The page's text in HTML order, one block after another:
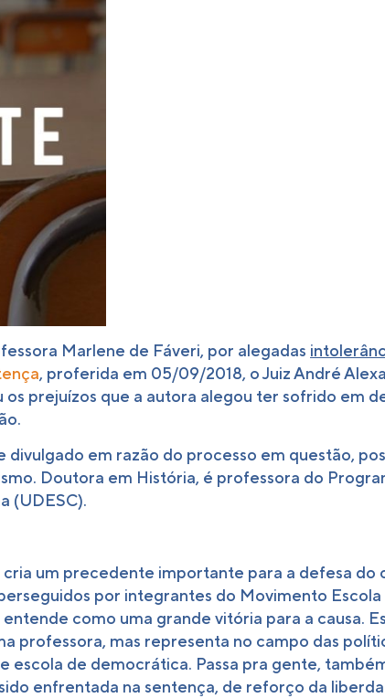
Marlene de Fáveri, por alegadas
, proferida em 05/09/2018, o Juiz André
prejuízos que a autora alegou ter sofrido em
em razão do processo em questão,
Doutora em História, é professora do
(UDESC).
cria um precedente importante para a defesa
por integrantes do Movimento Escola
como uma grande vitória para a causa.
professora, mas representa no campo das
de democrática. Passa pra gente,
enfrentada na sentença, de reforço da